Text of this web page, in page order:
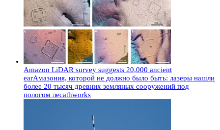
Amazon LiDAR survey suggests 20,000 ancient
earАмазония, которой не должно было быть: лазеры нашли
более 20 тысяч древних земляных сооружений под
пологом лесаthworks